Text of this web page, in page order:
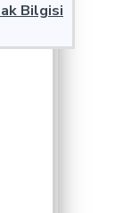
Bilgisi